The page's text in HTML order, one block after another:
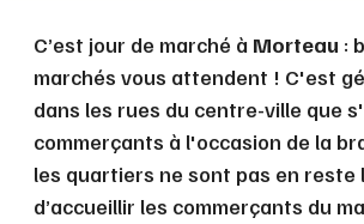
C’est jour de marché à Morteau :
marchés vous attendent ! C'est
dans les rues du centre-ville que
commerçants à l'occasion de la
les quartiers ne sont pas en reste
d’accueillir les commerçants du